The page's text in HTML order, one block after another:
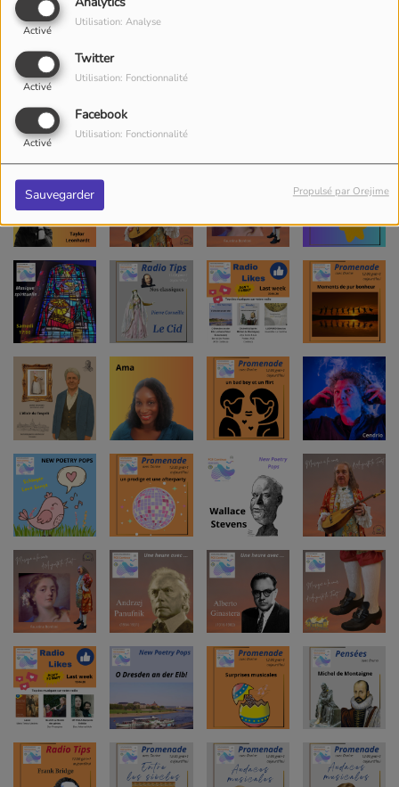
Activé
Utilisation: Analyse
Twitter
Activé
Utilisation: Fonctionnalité
Facebook
Activé
Utilisation: Fonctionnalité
Sauvegarder Propulsé par Orejime